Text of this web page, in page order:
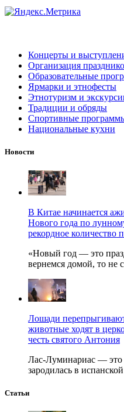
Концерты и
Организация
Образовательные
Ярмарки и этнофесты
Этнотуризм и
Традиции и обряды
Спортивные
Национальные кухни
Новости
В Китае начинается
Нового года по
рекордное количество
«Новый год — это
вернемся домой, то не
Лошади
животные ходят в
честь святого Антония
Лас-Луминариас — это
зародилась в
Статьи